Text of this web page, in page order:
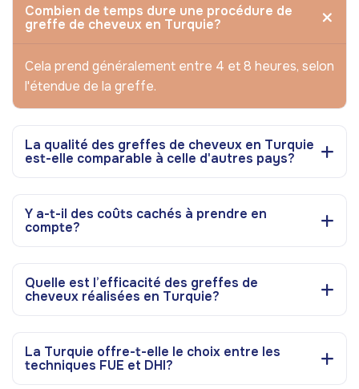
Combien de temps dure une procédure de
greffe de cheveux en Turquie?
Cela prend généralement entre 4 et 8 heures, selon
l'étendue de la greffe.
La qualité des greffes de cheveux en Turquie
est-elle comparable à celle d'autres pays?
Y a-t-il des coûts cachés à prendre en
compte?
Quelle est l’efficacité des greffes de
cheveux réalisées en Turquie?
La Turquie offre-t-elle le choix entre les
techniques FUE et DHI?